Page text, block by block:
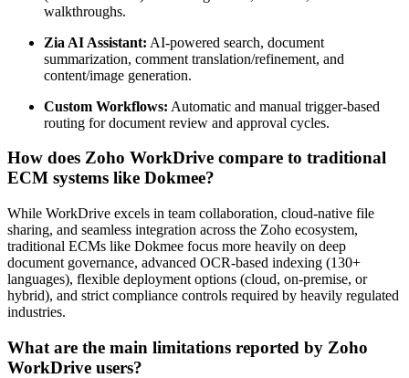
walkthroughs.
Zia AI Assistant: AI-powered search, document
summarization, comment translation/refinement, and
content/image generation.
Custom Workflows: Automatic and manual trigger-based
routing for document review and approval cycles.
How does Zoho WorkDrive compare to traditional
ECM systems like Dokmee?
While WorkDrive excels in team collaboration, cloud-native file
sharing, and seamless integration across the Zoho ecosystem,
traditional ECMs like Dokmee focus more heavily on deep
document governance, advanced OCR-based indexing (130+
languages), flexible deployment options (cloud, on-premise, or
hybrid), and strict compliance controls required by heavily regulated
industries.
What are the main limitations reported by Zoho
WorkDrive users?